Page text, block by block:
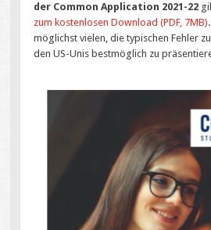
der Common Application 2021-22
zum kostenlosen Download (PDF, 7MB)
möglichst vielen, die typischen Fehler
den US-Unis bestmöglich zu